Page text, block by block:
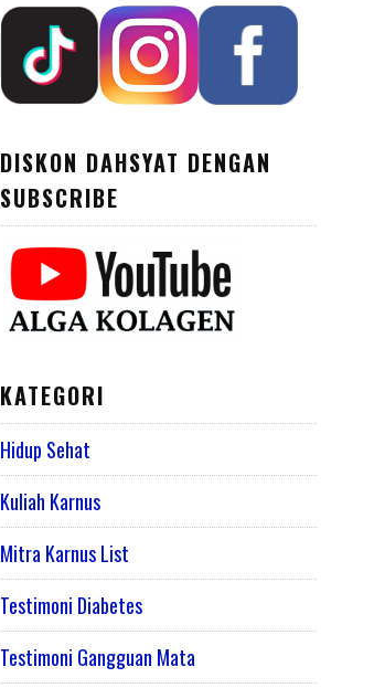
DISKON DAHSYAT DENGAN
SUBSCRIBE
KATEGORI
Hidup Sehat
Kuliah Karnus
Mitra Karnus List
Testimoni Diabetes
Testimoni Gangguan Mata